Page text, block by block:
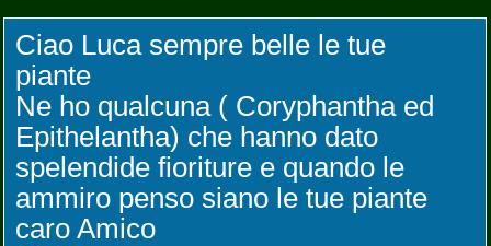
Ciao Luca sempre belle le tue
piante
Ne ho qualcuna ( Coryphantha ed
Epithelantha) che hanno dato
spelendide fioriture e quando le
ammiro penso siano le tue piante
caro Amico